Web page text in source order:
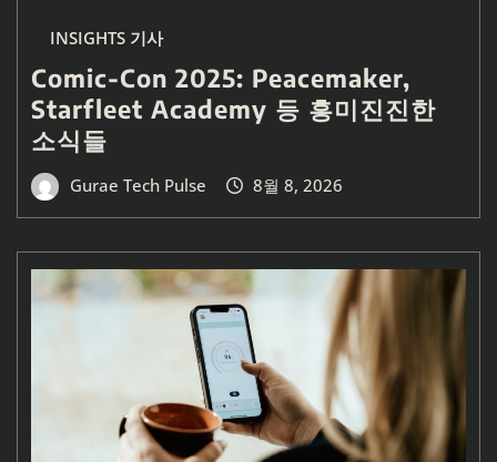
INSIGHTS 기사
Comic-Con 2025: Peacemaker,
Starfleet Academy 등 흥미진진한
소식들
Gurae Tech Pulse 8월 8, 2026